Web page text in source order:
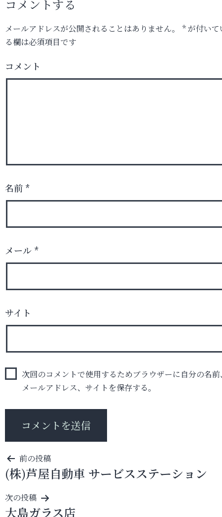
コメントする
メールアドレスが公開されることはありません。 *が付いて
る欄は必須項目です
コメント
名前 *
メール *
サイト
次回のコメントで使用するためブラウザーに自分の名前
メールアドレス、サイトを保存する。
投
稿
ナ
ビ
前の投稿
(株)芦屋自動車 サービスステーション
次の投稿
大島ガラス店